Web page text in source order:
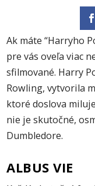
Ak máte “Harryho
pre vás oveľa viac
sfilmované. Harry
Rowling, vytvorila
ktoré doslova
nie je skutočné,
Dumbledore.
ALBUS VIE